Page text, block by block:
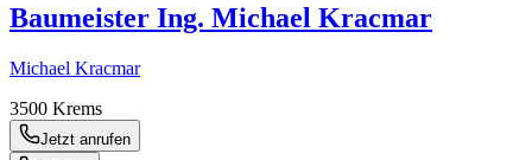
Baumeister Ing. Michael Kracmar
Michael Kracmar
3500 Krems
Jetzt anrufen